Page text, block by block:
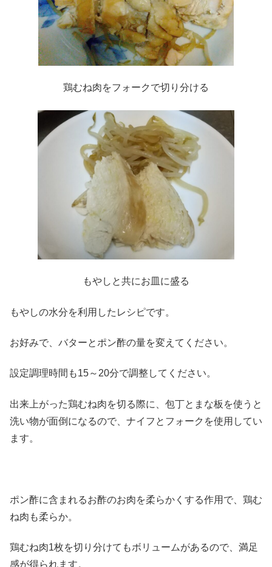
鶏むね肉をフォークで切り分ける
もやしと共にお皿に盛る
もやしの水分を利用したレシピです。
お好みで、バターとポン酢の量を変えてください。
設定調理時間も15～20分で調整してください。
出来上がった鶏むね肉を切る際に、包丁とまな板を使うと
洗い物が面倒になるので、ナイフとフォークを使用してい
ます。
ポン酢に含まれるお酢のお肉を柔らかくする作用で、鶏む
ね肉も柔らか。
鶏むね肉1枚を切り分けてもボリュームがあるので、満足
感が得られます。